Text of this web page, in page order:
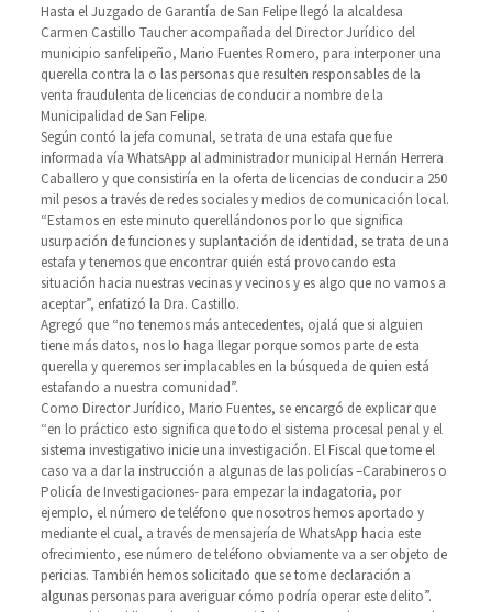
Hasta el Juzgado de Garantía de San Felipe llegó la alcaldesa
Carmen Castillo Taucher acompañada del Director Jurídico del
municipio sanfelipeño, Mario Fuentes Romero, para interponer una
querella contra la o las personas que resulten responsables de la
venta fraudulenta de licencias de conducir a nombre de la
Municipalidad de San Felipe.
Según contó la jefa comunal, se trata de una estafa que fue
informada vía WhatsApp al administrador municipal Hernán Herrera
Caballero y que consistiría en la oferta de licencias de conducir a 250
mil pesos a través de redes sociales y medios de comunicación local.
“Estamos en este minuto querellándonos por lo que significa
usurpación de funciones y suplantación de identidad, se trata de una
estafa y tenemos que encontrar quién está provocando esta
situación hacia nuestras vecinas y vecinos y es algo que no vamos a
aceptar”, enfatizó la Dra. Castillo.
Agregó que “no tenemos más antecedentes, ojalá que si alguien
tiene más datos, nos lo haga llegar porque somos parte de esta
querella y queremos ser implacables en la búsqueda de quien está
estafando a nuestra comunidad”.
Como Director Jurídico, Mario Fuentes, se encargó de explicar que
“en lo práctico esto significa que todo el sistema procesal penal y el
sistema investigativo inicie una investigación. El Fiscal que tome el
caso va a dar la instrucción a algunas de las policías –Carabineros o
Policía de Investigaciones- para empezar la indagatoria, por
ejemplo, el número de teléfono que nosotros hemos aportado y
mediante el cual, a través de mensajería de WhatsApp hacia este
ofrecimiento, ese número de teléfono obviamente va a ser objeto de
pericias. También hemos solicitado que se tome declaración a
algunas personas para averiguar cómo podría operar este delito”.